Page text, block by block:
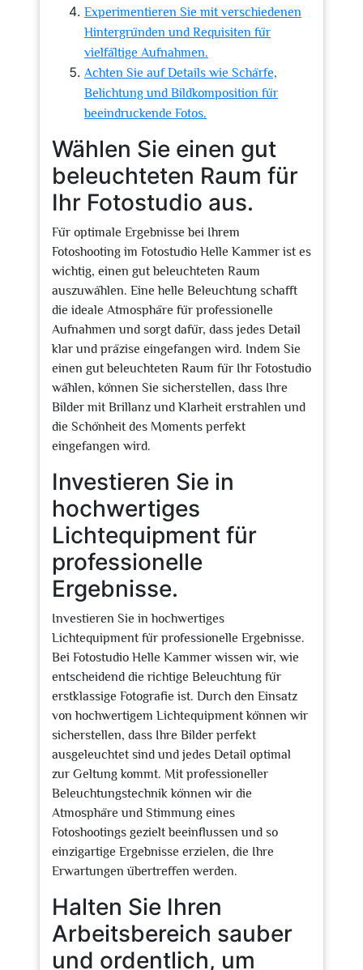
Experimentieren Sie mit verschiedenen
Hintergründen und Requisiten für
vielfältige Aufnahmen.
Achten Sie auf Details wie Schärfe,
Belichtung und Bildkomposition für
beeindruckende Fotos.
Wählen Sie einen gut
beleuchteten Raum für
Ihr Fotostudio aus.
Für optimale Ergebnisse bei Ihrem
Fotoshooting im Fotostudio Helle Kammer ist es
wichtig, einen gut beleuchteten Raum
auszuwählen. Eine helle Beleuchtung schafft
die ideale Atmosphäre für professionelle
Aufnahmen und sorgt dafür, dass jedes Detail
klar und präzise eingefangen wird. Indem Sie
einen gut beleuchteten Raum für Ihr Fotostudio
wählen, können Sie sicherstellen, dass Ihre
Bilder mit Brillanz und Klarheit erstrahlen und
die Schönheit des Moments perfekt
eingefangen wird.
Investieren Sie in
hochwertiges
Lichtequipment für
professionelle
Ergebnisse.
Investieren Sie in hochwertiges
Lichtequipment für professionelle Ergebnisse.
Bei Fotostudio Helle Kammer wissen wir, wie
entscheidend die richtige Beleuchtung für
erstklassige Fotografie ist. Durch den Einsatz
von hochwertigem Lichtequipment können wir
sicherstellen, dass Ihre Bilder perfekt
ausgeleuchtet sind und jedes Detail optimal
zur Geltung kommt. Mit professioneller
Beleuchtungstechnik können wir die
Atmosphäre und Stimmung eines
Fotoshootings gezielt beeinflussen und so
einzigartige Ergebnisse erzielen, die Ihre
Erwartungen übertreffen werden.
Halten Sie Ihren
Arbeitsbereich sauber
und ordentlich, um